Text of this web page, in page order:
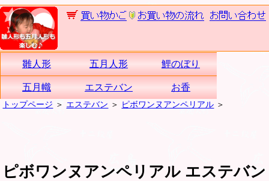
雛人形 五月人形 鯉のぼり
五月幟 エステバン お香
トップページ ＞ エステバン ＞ ピボワンヌアンペリアル ＞
ピボワンヌアンペリアル エステバン